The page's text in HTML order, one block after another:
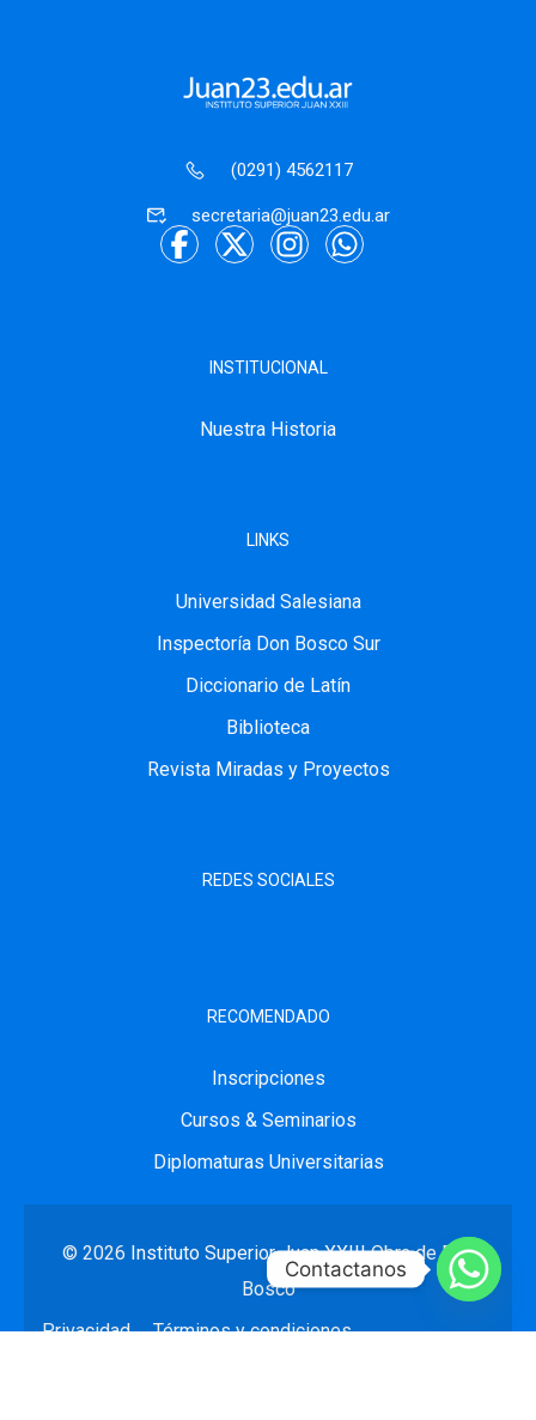
(0291) 4562117
secretaria@juan23.edu.ar
INSTITUCIONAL
Nuestra Historia
LINKS
Universidad Salesiana
Inspectoría Don Bosco Sur
Diccionario de Latín
Biblioteca
Revista Miradas y Proyectos
REDES SOCIALES
RECOMENDADO
Inscripciones
Cursos & Seminarios
Diplomaturas Universitarias
© 2026 Instituto Superior Juan XXIIIObra de Don
Bosco
Privacidad
Términos y condiciones
Contactanos